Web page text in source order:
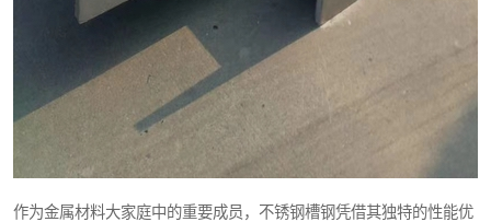
作为金属材料大家庭中的重要成员，不锈钢槽钢凭借其独特的性能优